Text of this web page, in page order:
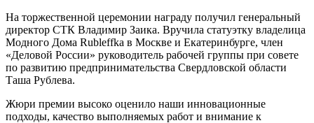
На торжественной церемонии награду получил генеральный
директор СТК Владимир Заика. Вручила статуэтку владелица
Модного Дома Rubleffka в Москве и Екатеринбурге, член
«Деловой России» руководитель рабочей группы при совете
по развитию предпринимательства Свердловской области
Таша Рублева.
Жюри премии высоко оценило наши инновационные
подходы, качество выполняемых работ и внимание к